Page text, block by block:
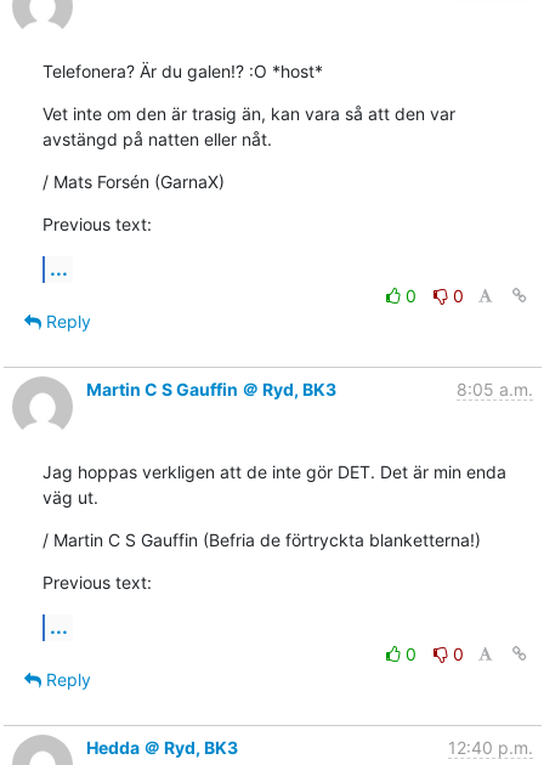
Telefonera? Är du galen!? :O *host*
Vet inte om den är trasig än, kan vara så att den var
avstängd på natten eller nåt.
/ Mats Forsén (GarnaX)
Previous text:
...
0
0
Reply
Martin C S Gauffin ＠ Ryd, BK3 8:05 a.m.
Jag hoppas verkligen att de inte gör DET. Det är min enda
väg ut.
/ Martin C S Gauffin (Befria de förtryckta blanketterna!)
Previous text:
...
0
0
Reply
Hedda ＠ Ryd, BK3 12:40 p.m.